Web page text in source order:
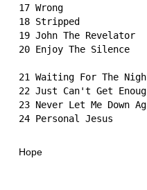
17 Wrong
18 Stripped
19 John The Revelator
20 Enjoy The Silence
21 Waiting For The
22 Just Can't Get
23 Never Let Me Down
24 Personal Jesus
Hope